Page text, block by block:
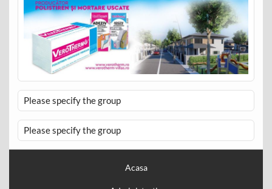
Please specify the group
Please specify the group
Acasa